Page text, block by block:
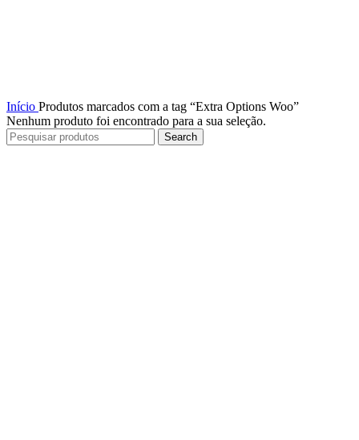
Início Produtos marcados com a tag “Extra Options Woo”
Nenhum produto foi encontrado para a sua seleção.
Search